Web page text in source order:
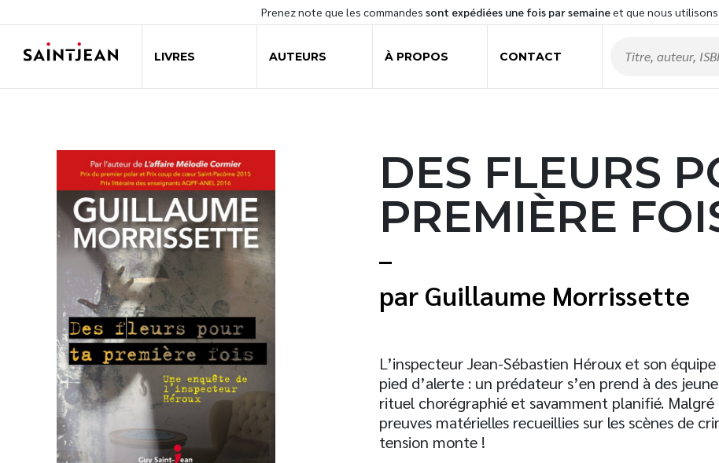
Prenez note que les commandes sont expédiées une fois par semaineet que nous utilisons
LIVRES AUTEURS À PROPOS CONTACT
DES FLEURS
PREMIÈRE
Guillaume Morrissette
L’inspecteur Jean-Sébastien Héroux et son
pied d’alerte : un prédateur s’en prend à des
rituel chorégraphié et savamment planifié.
preuves matérielles recueillies sur les scènes de
tension monte !